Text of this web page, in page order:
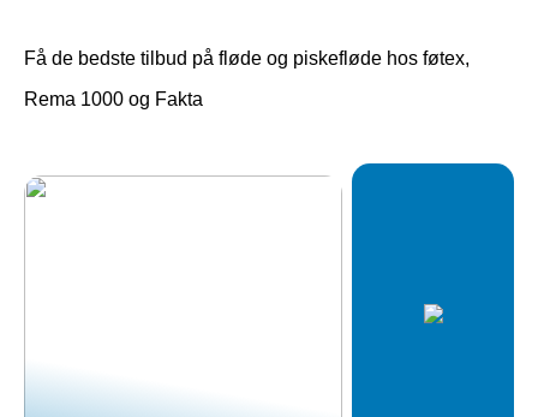
Få de bedste tilbud på fløde og piskefløde hos føtex,
Rema 1000 og Fakta